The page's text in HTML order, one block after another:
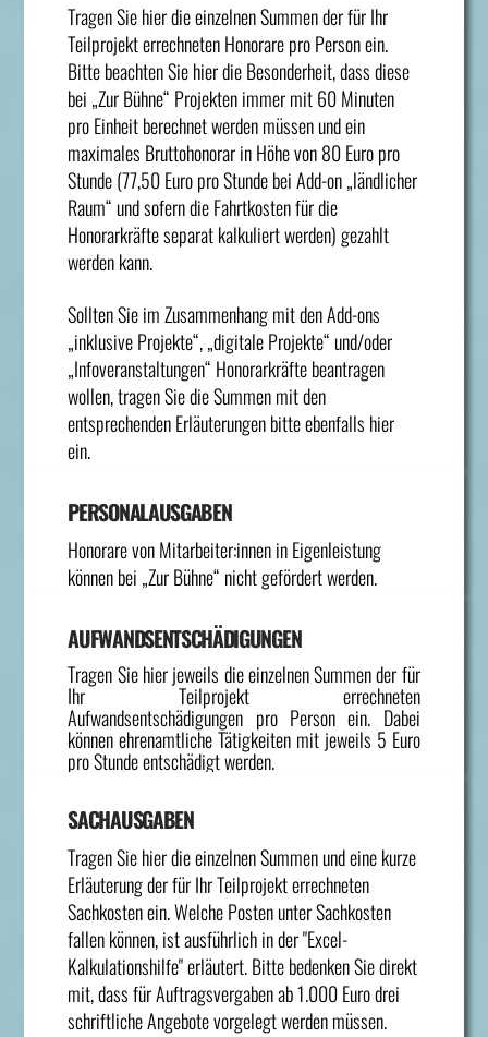
Tragen Sie hier die einzelnen Summen der für Ihr
Teilprojekt errechneten Honorare pro Person ein.
Bitte beachten Sie hier die Besonderheit, dass diese
bei „Zur Bühne“ Projekten immer mit 60 Minuten
pro Einheit berechnet werden müssen und ein
maximales Bruttohonorar in Höhe von 80 Euro pro
Stunde (77,50 Euro pro Stunde bei Add-on „ländlicher
Raum“ und sofern die Fahrtkosten für die
Honorarkräfte separat kalkuliert werden) gezahlt
werden kann.
Sollten Sie im Zusammenhang mit den Add-ons
„inklusive Projekte“, „digitale Projekte“ und/oder
„Infoveranstaltungen“ Honorarkräfte beantragen
wollen, tragen Sie die Summen mit den
entsprechenden Erläuterungen bitte ebenfalls hier
ein.
PERSONALAUSGABEN
Honorare von Mitarbeiter:innen in Eigenleistung
können bei „Zur Bühne“ nicht gefördert werden.
AUFWANDSENTSCHÄDIGUNGEN
Tragen Sie hier jeweils die einzelnen Summen der für
Ihr Teilprojekt errechneten
Aufwandsentschädigungen pro Person ein. Dabei
können ehrenamtliche Tätigkeiten mit jeweils 5 Euro
pro Stunde entschädigt werden.
SACHAUSGABEN
Tragen Sie hier die einzelnen Summen und eine kurze
Erläuterung der für Ihr Teilprojekt errechneten
Sachkosten ein. Welche Posten unter Sachkosten
fallen können, ist ausführlich in der "Excel-
Kalkulationshilfe" erläutert. Bitte bedenken Sie direkt
mit, dass für Auftragsvergaben ab 1.000 Euro drei
schriftliche Angebote vorgelegt werden müssen.